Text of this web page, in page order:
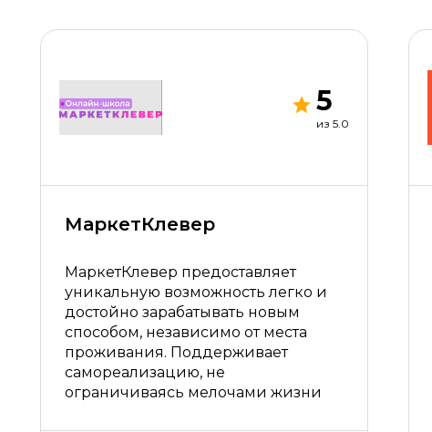
5
из 5.0
МаркетКлевер
МаркетКлевер предоставляет
уникальную возможность легко и
достойно зарабатывать новым
способом, независимо от места
проживания. Поддерживает
самореализацию, не
ограничиваясь мелочами жизни